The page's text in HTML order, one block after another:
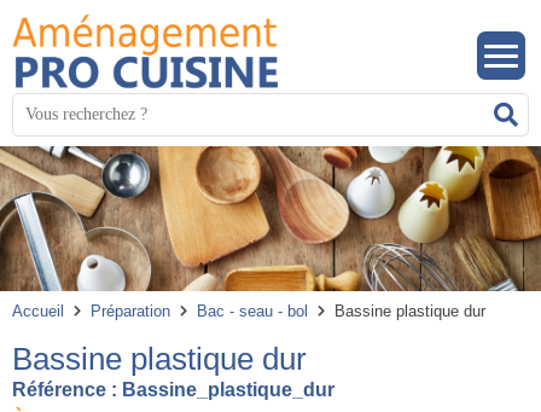
Mots
clés
:
Accueil Préparation Bac - seau - bol Bassine plastique dur
Bassine plastique dur
Référence : Bassine_plastique_dur
Panneau de gestion des cookies